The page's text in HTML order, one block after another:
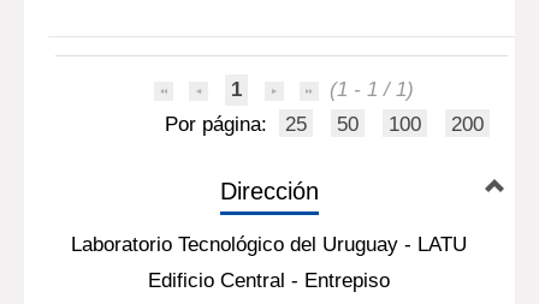
1
(1 - 1 / 1)
Por página:
25 50 100 200
Dirección
Laboratorio Tecnológico del Uruguay - LATU
Edificio Central - Entrepiso